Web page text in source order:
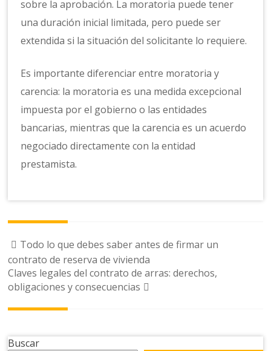
sobre la aprobación. La moratoria puede tener
una duración inicial limitada, pero puede ser
extendida si la situación del solicitante lo requiere.
Es importante diferenciar entre moratoria y
carencia: la moratoria es una medida excepcional
impuesta por el gobierno o las entidades
bancarias, mientras que la carencia es un acuerdo
negociado directamente con la entidad
prestamista.
Navegación
de
la
entrada
Todo lo que debes saber antes de firmar un
contrato de reserva de vivienda
Claves legales del contrato de arras: derechos,
obligaciones y consecuencias
Buscar